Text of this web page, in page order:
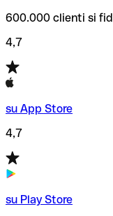
600.000 clienti si
4,7
su App Store
4,7
su Play Store